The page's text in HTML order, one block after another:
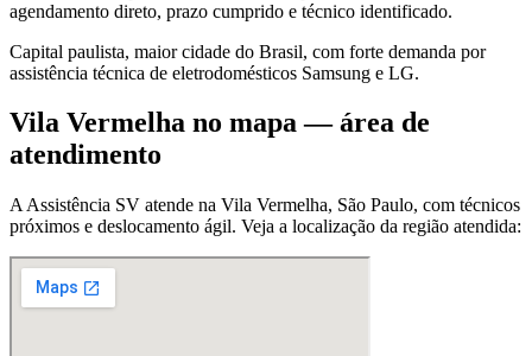
agendamento direto, prazo cumprido e técnico identificado.
Capital paulista, maior cidade do Brasil, com forte demanda por
assistência técnica de eletrodomésticos Samsung e LG.
Vila Vermelha no mapa — área de
atendimento
A Assistência SV atende na Vila Vermelha, São Paulo, com técnicos
próximos e deslocamento ágil. Veja a localização da região atendida: